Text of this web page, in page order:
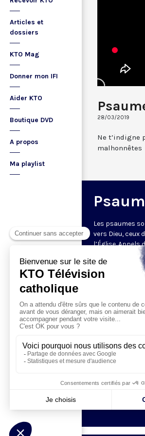
Articles et
dossiers
KTO Mag
Donner mon IFI
Aider KTO
Boutique DVD
A propos
Ma playlist
28/03/2019
Ne t’indigne
malhonnêtes
Les psaumes
vers Dieu, ceux
l’Église.
psaumes de
l’essence
chaque fois un
d’images